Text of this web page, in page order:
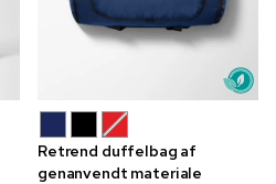
Retrend duffelbag af
genanvendt materiale